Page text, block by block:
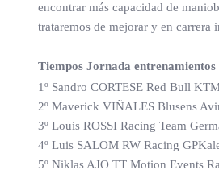
encontrar más capacidad de
trataremos de mejorar y en carrera
Tiempos Jornada
1º Sandro CORTESE Red Bull
2º Maverick VIÑALES Blusens
3º Louis ROSSI Racing Team
4º Luis SALOM RW Racing
5º Niklas AJO TT Motion Events